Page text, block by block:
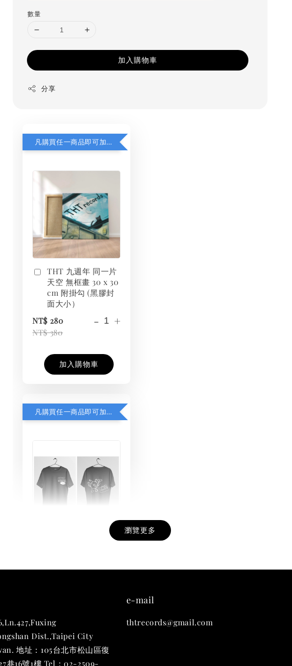
數量
加入購物車
分享
凡購買任一商品即可加購 THT 九週年 同一片天空 無框畫 30 x 30 cm 附掛勾 (黑膠封面大小）
THT 九週年 同一片
天空 無框畫 30 x 30
cm 附掛勾 (黑膠封
面大小）
NT$ 280
NT$ 380
- +
加入購物車
凡購買任一商品即可加購 THT 九週年紀念 T-shirt
THT 九週年紀念 T-
瀏覽更多
Dist.,Taipei City
地址：105台北市松山區復
巷16號1樓 Tel：02-2509-
e-mail
thtrecords@gmail.com